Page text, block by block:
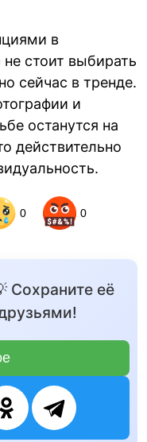
в
стоит выбирать
сейчас в тренде.
и
останутся на
действительно
0 0
Сохраните её